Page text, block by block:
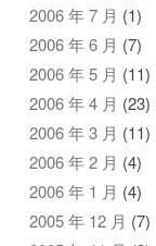
2006 年 7 月 (1)
2006 年 6 月 (7)
2006 年 5 月 (11)
2006 年 4 月 (23)
2006 年 3 月 (11)
2006 年 2 月 (4)
2006 年 1 月 (4)
2005 年 12 月 (7)